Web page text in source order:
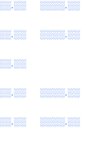
░░░░.░░
░░░░.░░
░░░░.░░
░░░░.░░